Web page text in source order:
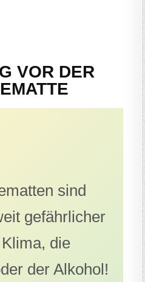
VOR DER
sind
gefährlicher
die
der Alkohol!